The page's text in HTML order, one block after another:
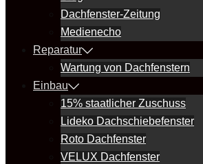
Dachfenster-Zeitung
Medienecho
Reparatur
Wartung von Dachfenstern
Einbau
15% staatlicher Zuschuss
Lideko Dachschiebefenster
Roto Dachfenster
VELUX Dachfenster